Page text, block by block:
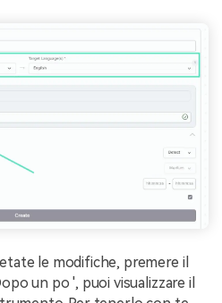
le modifiche, premere il
un po ', puoi visualizzare il